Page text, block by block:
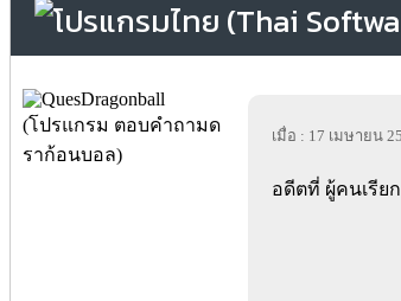
เมื่อ : 17 เมษายน
อดีตที่ ผู้คนเรีย